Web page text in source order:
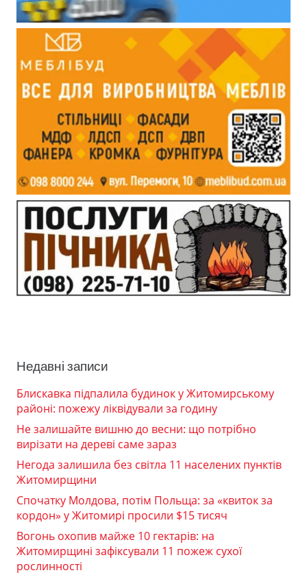
Недавні записи
Блискавка підпалила будинок у Житомирському
районі: пожежу ліквідували за годину
Не залишайте вишню до весни: що потрібно
вирізати на дереві саме зараз
Негода залишила без світла 11 населених пунктів
Житомирщини
Спочатку Молдова, потім Польща: за «квиток за
кордон» у Житомирі просили $15 тисяч
Вогонь охопив майже 10 гектарів: на
Житомирщині зафіксували 11 пожеж сухої
рослинності